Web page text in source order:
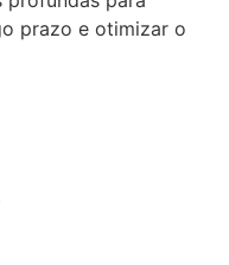
prazo e otimizar o